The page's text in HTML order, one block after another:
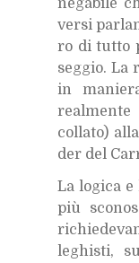
ne­ga­bi­le
ver­si
ro di tut­to
seg­gio. La
in
real­men­te
col­la­to)
der del
La lo­gi­ca
più
le­ghi­sti,